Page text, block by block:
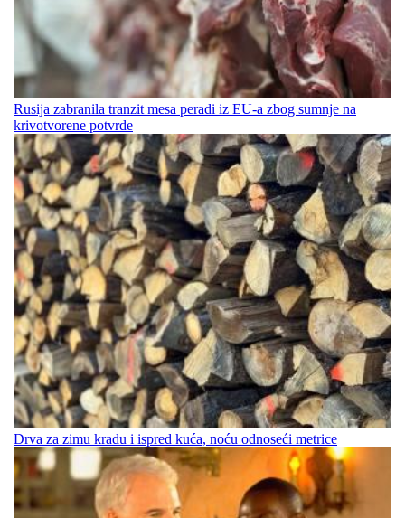
Rusija zabranila tranzit mesa peradi iz EU-a zbog sumnje na
krivotvorene potvrde
Drva za zimu kradu i ispred kuća, noću odnoseći metrice